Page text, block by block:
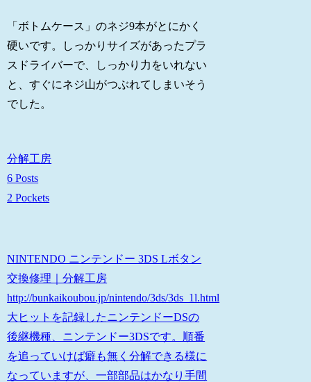
「ボトムケース」のネジ9本がとにかく
硬いです。しっかりサイズがあったプラ
スドライバーで、しっかり力をいれない
と、すぐにネジ山がつぶれてしまいそう
でした。
分解工房
6 Posts
2 Pockets
NINTENDO ニンテンドー 3DS Lボタン
交換修理｜分解工房
http://bunkaikoubou.jp/nintendo/3ds/3ds_1l.html
大ヒットを記録したニンテンドーDSの
後継機種、ニンテンドー3DSです。順番
を追っていけば癖も無く分解できる様に
なっていますが、一部部品はかなり手間